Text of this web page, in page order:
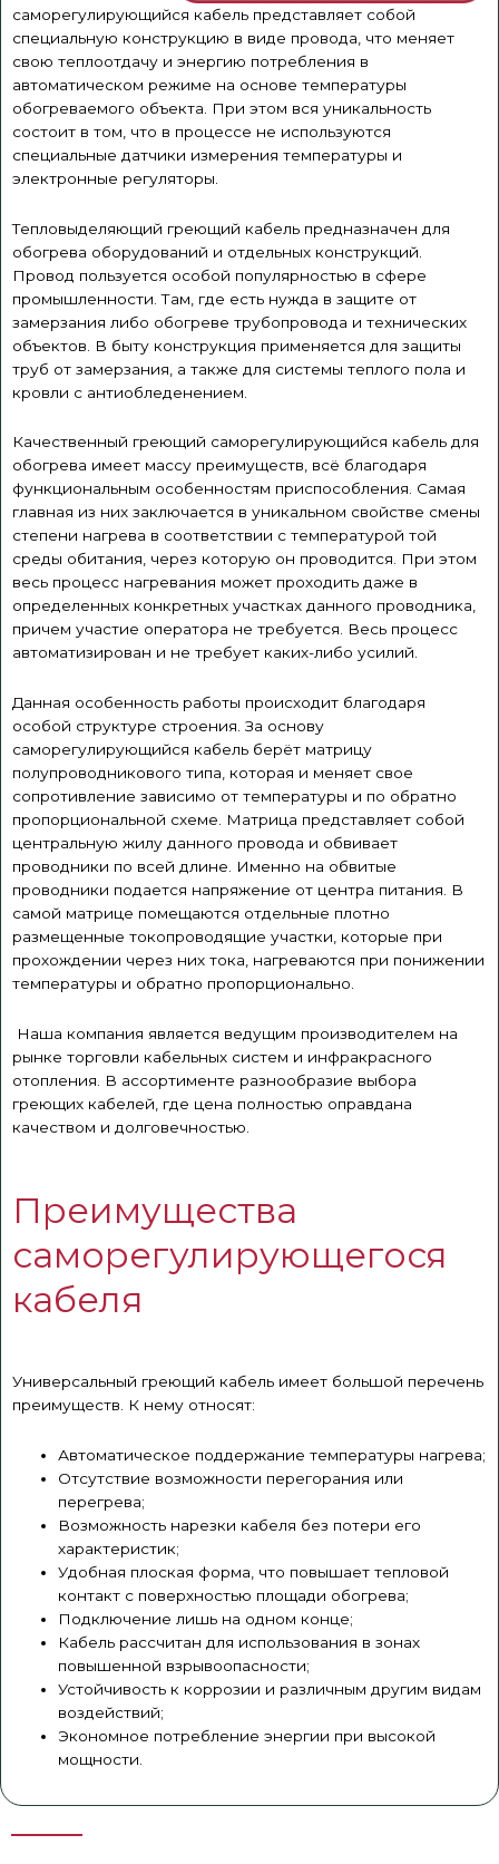
саморегулирующийся кабель представляет собой
специальную конструкцию в виде провода, что меняет
свою теплоотдачу и энергию потребления в
автоматическом режиме на основе температуры
обогреваемого объекта. При этом вся уникальность
состоит в том, что в процессе не используются
специальные датчики измерения температуры и
электронные регуляторы.
Тепловыделяющий греющий кабель предназначен для
обогрева оборудований и отдельных конструкций.
Провод пользуется особой популярностью в сфере
промышленности. Там, где есть нужда в защите от
замерзания либо обогреве трубопровода и технических
объектов . В быту конструкция применяется для защиты
труб от замерзания, а также для системы теплого пола и
кровли с антиобледенением
Качественный греющий саморегулирующийся кабель для
обогрева имеет массу преимуществ, всё благодаря
функциональным особенностям приспособления. Самая
главная из них заключается в уникальном свойстве смены
степени нагрева в соответствии с температурой той
среды обитания, через которую он проводится. При этом
весь процесс нагревания может проходить даже в
определенных конкретных участках данного проводника,
причем участие оператора не требуется. Весь процесс
автоматизирован и не требует каких-либо усилий.
Данная особенность работы происходит благодаря
особой структуре строения. За основу
саморегулирующийся кабель берёт матрицу
полупроводникового типа, которая и меняет свое
сопротивление зависимо от температуры и по обратно
пропорциональной схеме. Матрица представляет собой
центральную жилу данного провода и обвивает
проводники по всей длине. Именно на обвитые
проводники подается напряжение от центра питания. В
самой матрице помещаются отдельные плотно
размещенные токопроводящие участки, которые при
прохождении через них тока, нагреваются при понижении
температуры и обратно пропорционально.
Наша компания является ведущим производителем на
рынке торговли кабельных систем и инфракрасного
отопления. В ассортименте разнообразие выбора
греющих кабелей, где цена полностью оправдана
качеством и долговечностью.
Преимущества
саморегулирующегося
кабеля
Универсальный греющий кабель имеет большой перечень
преимуществ. К нему относят:
Автоматическое поддержание температуры нагрева;
Отсутствие возможности перегорания или
перегрева;
Возможность нарезки кабеля без потери его
характеристик;
Удобная плоская форма, что повышает тепловой
контакт с поверхностью площади обогрева;
Подключение лишь на одном конце;
Кабель рассчитан для использования в зонах
повышенной взрывоопасности;
Устойчивость к коррозии и различным другим видам
воздействий;
Экономное потребление энергии при высокой
мощности.